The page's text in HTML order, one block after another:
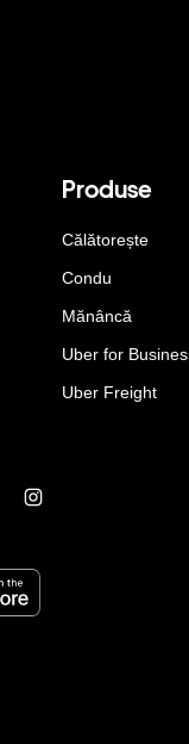
Produse
Călătorește
Condu
Mănâncă
Uber for
Uber Freight